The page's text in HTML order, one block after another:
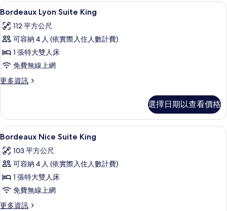
相
片
Queens
詳
情
顯
示
Bordeaux
Lyon
Suite
King
的
相
片
Bordeaux Lyon Suite King | 高級寢具
4
Bordeaux Lyon Suite King
112 平方公尺
可容納 4 人 (依實際入住人數計費)
1 張特大雙人床
免費無線上網
更多資訊
更
Suite
King
的
情
選擇日期以查看價格
顯
示
Bordeaux
Nice
Suite
King
的
Bordeaux Nice Suite King | 高級寢具
4
Bordeaux Nice Suite King
103 平方公尺
可容納 4 人 (依實際入住人數計費)
1 張特大雙人床
免費無線上網
更多資訊
更